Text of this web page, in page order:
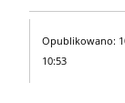
Opublikowano:
10:53